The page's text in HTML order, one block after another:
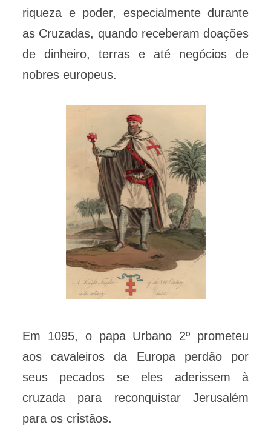
riqueza e poder, especialmente durante
as Cruzadas, quando receberam doações
de dinheiro, terras e até negócios de
nobres europeus.
Em 1095, o papa Urbano 2º prometeu
aos cavaleiros da Europa perdão por
seus pecados se eles aderissem à
cruzada para reconquistar Jerusalém
para os cristãos.